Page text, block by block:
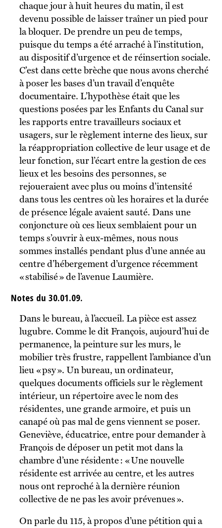
chaque jour à huit heures du matin, il est
devenu possible de laisser traîner un pied pour
la bloquer. De prendre un peu de temps,
puisque du temps a été arraché à l’institution,
au dispositif d’urgence et de réinsertion sociale.
C’est dans cette brèche que nous avons cherché
à poser les bases d’un travail d’enquête
documentaire. L’hypothèse était que les
questions posées par les Enfants du Canal sur
les rapports entre travailleurs sociaux et
usagers, sur le règlement interne des lieux, sur
la réappropriation collective de leur usage et de
leur fonction, sur l’écart entre la gestion de ces
lieux et les besoins des personnes, se
rejoueraient avec plus ou moins d’intensité
dans tous les centres où les horaires et la durée
de présence légale avaient sauté. Dans une
conjoncture où ces lieux semblaient pour un
temps s’ouvrir à eux-mêmes, nous nous
sommes installés pendant plus d’une année au
centre d’hébergement d’urgence récemment
« stabilisé » de l’avenue Laumière.
Notes du 30.01.09.
Dans le bureau, à l’accueil. La pièce est assez
lugubre. Comme le dit François, aujourd’hui de
permanence, la peinture sur les murs, le
mobilier très frustre, rappellent l’ambiance d’un
lieu « psy ». Un bureau, un ordinateur,
quelques documents officiels sur le règlement
intérieur, un répertoire avec le nom des
résidentes, une grande armoire, et puis un
canapé où pas mal de gens viennent se poser.
Geneviève, éducatrice, entre pour demander à
François de déposer un petit mot dans la
chambre d’une résidente : « Une nouvelle
résidente est arrivée au centre, et les autres
nous ont reproché à la dernière réunion
collective de ne pas les avoir prévenues ».
On parle du 115, à propos d’une pétition qui a